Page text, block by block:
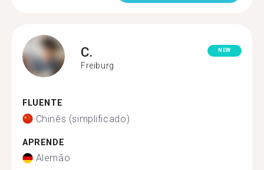
C.
Freiburg
NEW
FLUENTE
Chinês (simplificado)
APRENDE
Alemão